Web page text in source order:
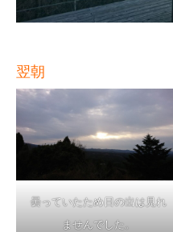
翌朝
曇っていたため日の出は見れ
ませんでした。